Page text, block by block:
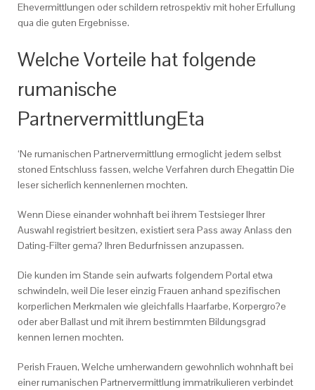
Ehevermittlungen oder schildern retrospektiv mit hoher Erfullung
qua die guten Ergebnisse.
Welche Vorteile hat folgende
rumanische
PartnervermittlungEta
‘Ne rumanischen Partnervermittlung ermoglicht jedem selbst
stoned Entschluss fassen, welche Verfahren durch Ehegattin Die
leser sicherlich kennenlernen mochten.
Wenn Diese einander wohnhaft bei ihrem Testsieger Ihrer
Auswahl registriert besitzen, existiert sera Pass away Anlass den
Dating-Filter gema? Ihren Bedurfnissen anzupassen.
Die kunden im Stande sein aufwarts folgendem Portal etwa
schwindeln, weil Die leser einzig Frauen anhand spezifischen
korperlichen Merkmalen wie gleichfalls Haarfarbe, Korpergro?e
oder aber Ballast und mit ihrem bestimmten Bildungsgrad
kennen lernen mochten.
Perish Frauen, Welche umherwandern gewohnlich wohnhaft bei
einer rumanischen Partnervermittlung immatrikulieren verbindet